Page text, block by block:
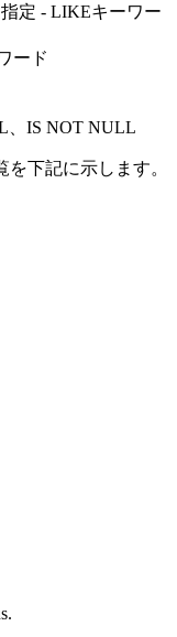
定 - LIKEキーワー
ード
、IS NOT NULL
下記に示します。